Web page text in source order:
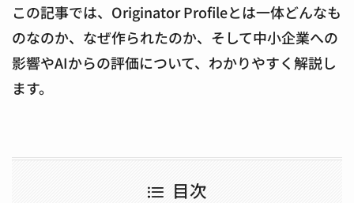
この記事では、Originator Profileとは一体どんなも
のなのか、なぜ作られたのか、そして中小企業への
影響やAIからの評価について、わかりやすく解説し
ます。
目次